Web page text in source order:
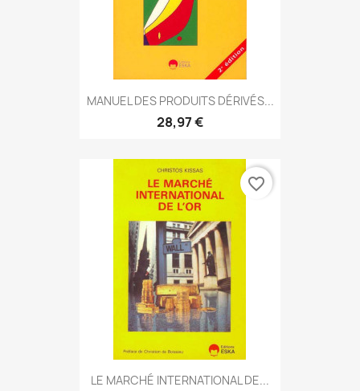
MANUEL DES PRODUITS DÉRIVÉS...
28,97 €
LE MARCHÉ INTERNATIONAL DE...
favorite_border